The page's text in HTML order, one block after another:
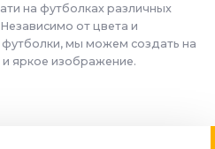
на футболках различных
от цвета и
мы можем создать на
и яркое изображение.